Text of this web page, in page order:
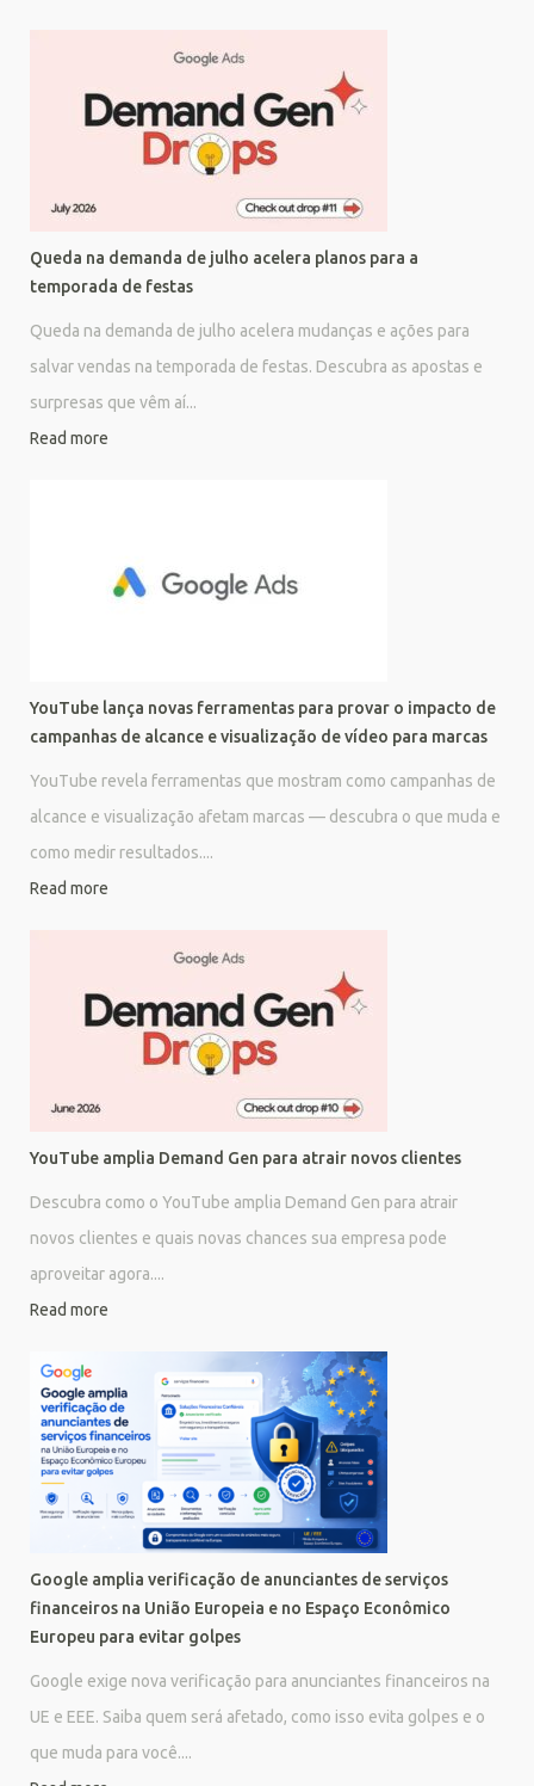
Queda na demanda de julho acelera planos para a
temporada de festas
Queda na demanda de julho acelera mudanças e ações para
salvar vendas na temporada de festas. Descubra as apostas e
surpresas que vêm aí...
Read more
YouTube lança novas ferramentas para provar o impacto de
campanhas de alcance e visualização de vídeo para marcas
YouTube revela ferramentas que mostram como campanhas de
alcance e visualização afetam marcas — descubra o que muda e
como medir resultados....
Read more
YouTube amplia Demand Gen para atrair novos clientes
Descubra como o YouTube amplia Demand Gen para atrair
novos clientes e quais novas chances sua empresa pode
aproveitar agora....
Read more
Google amplia verificação de anunciantes de serviços
financeiros na União Europeia e no Espaço Econômico
Europeu para evitar golpes
Google exige nova verificação para anunciantes financeiros na
UE e EEE. Saiba quem será afetado, como isso evita golpes e o
que muda para você....